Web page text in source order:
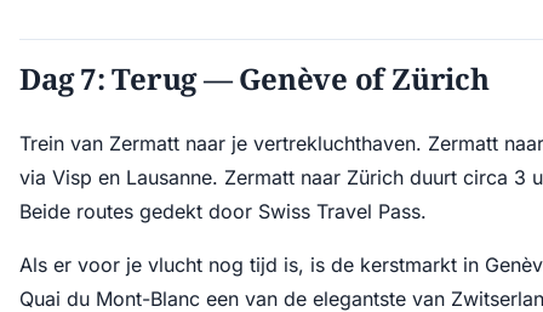
Dag 7: Terug — Genève of Zürich
Trein van Zermatt naar je vertrekluchthaven. Zermatt
via Visp en Lausanne. Zermatt naar Zürich duurt circa 3
Beide routes gedekt door Swiss Travel Pass.
Als er voor je vlucht nog tijd is, is de kerstmarkt in
Quai du Mont-Blanc een van de elegantste van